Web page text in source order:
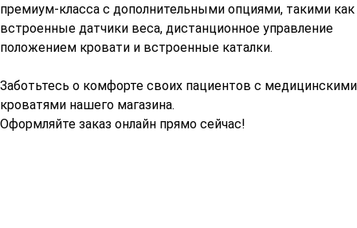
премиум-класса с дополнительными опциями, такими как
встроенные датчики веса, дистанционное управление
положением кровати и встроенные каталки.
Заботьтесь о комфорте своих пациентов с медицинскими
кроватями нашего магазина.
Оформляйте заказ онлайн прямо сейчас!